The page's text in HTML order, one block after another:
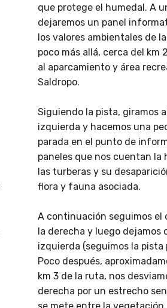
que protege el humedal. A
dejaremos un panel
los valores ambientales de
poco más allá, cerca del km
al aparcamiento y área
Saldropo.
Siguiendo la pista, giramos
izquierda y hacemos una
parada en el punto de
paneles que nos cuentan la
las turberas y su
flora y fauna asociada.
A continuación seguimos el
la derecha y luego dejamos
izquierda (seguimos la pista
Poco después,
km 3 de la ruta, nos
derecha por un estrecho